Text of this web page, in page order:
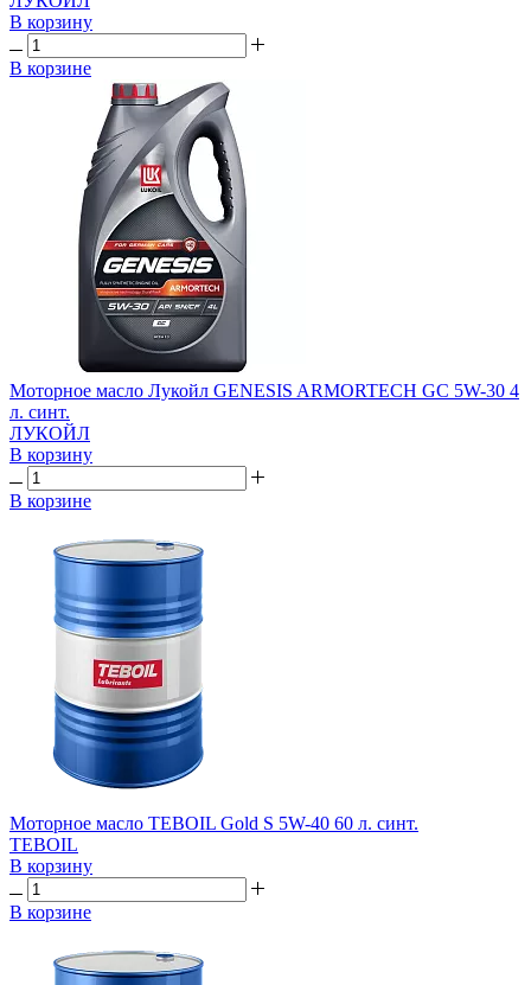
В корзину
В корзине
Моторное масло Лукойл GENESIS ARMORTECH GC 5W-30 4
л. синт.
ЛУКОЙЛ
В корзину
В корзине
Моторное масло TEBOIL Gold S 5W-40 60 л. синт.
TEBOIL
В корзину
В корзине